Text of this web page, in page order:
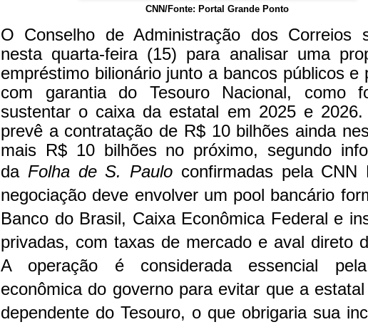
CNN/Fonte: Portal Grande Ponto
O Conselho de Administração dos Correios
nesta quarta-feira (15) para analisar uma
empréstimo bilionário junto a bancos públicos e
com garantia do Tesouro Nacional, como
sustentar o caixa da estatal em 2025 e
prevê a contratação de R$ 10 bilhões ainda
mais R$ 10 bilhões no próximo, segundo
da Folha de S. Paulo confirmadas pela
negociação deve envolver um pool bancário
Banco do Brasil, Caixa Econômica Federal e
privadas, com taxas de mercado e aval direto
A operação é considerada essencial
econômica do governo para evitar que a
dependente do Tesouro, o que obrigaria sua